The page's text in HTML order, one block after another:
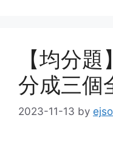
【均分
分成三個
2023-11-13 by